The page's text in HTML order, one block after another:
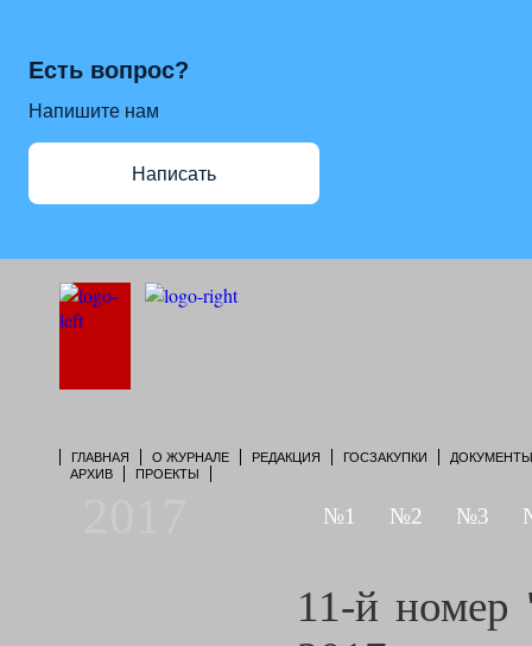
Есть вопрос?
Напишите нам
Написать
ГЛАВНАЯ О ЖУРНАЛЕ РЕДАКЦИЯ ГОСЗАКУПКИ
ДОКУМЕНТЫ
АРХИВ
ПРОЕКТЫ
№1 №2 №3
11-й номер